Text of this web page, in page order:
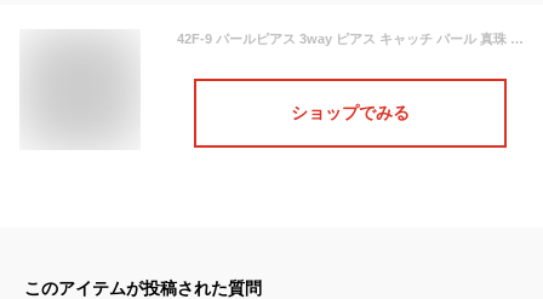
42F-9 パールピアス 3way ピアス キャッチ パール 真珠 ピアスバック ピアスキャッチャー バックキャッチ 痛くならない フォーマル 冠婚葬祭 おしゃれ 結婚式 花嫁 和装 着物 ママスーツ パーツ
ショップでみる
このアイテムが投稿された質問